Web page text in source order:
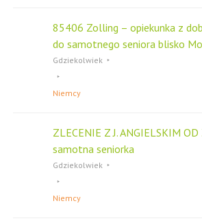
85406 Zolling – opiekunka z
do samotnego seniora blisko
Gdziekolwiek
Niemcy
ZLECENIE Z J. ANGIELSKIM
samotna seniorka
Gdziekolwiek
Niemcy